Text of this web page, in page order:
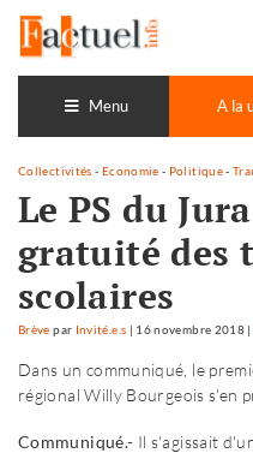
contenu
Menu A la
Collectivités - Economie - Politique-
Le PS du
gratuité des
scolaires
Brève par Invité.e.s | 16 novembre 2018 |
Dans un communiqué, le
régional Willy Bourgeois s'en
Communiqué.- Il s'agissait